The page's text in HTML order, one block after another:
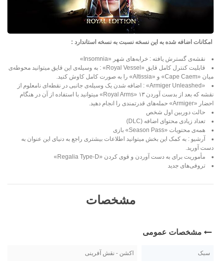
امکانات اضافه شده به این نسخه نسبت به نسخه استاندارد :
نقشه‌ی گسترش یافته : خرابه‌های شهر «Insomnia»
قابلیت کنترل کامل قایق «Royal Vessel» : به وسیله‌ی این قایق میتوانید محوطه‌ی
میان «Cape Caem» و «Altissia» را به صورت کامل کاوش کنید.
«Armiger Unleashed» : اضافه شدن یک وسیله‌ی جانبی در نقطه‌ای نامعلوم از
نقشه که بعد از بدست آوردن ۱۳ «Royal Arms» میتوانید با استفاده از آن در هنگام
احضار «Armiger» حمله‌های قدرتمندی را انجام دهید.
حالت دوربین اول شخص
تعداد زیادی محتوای اضافه (DLC)
همه‌ی محتویات «Season Pass» بازی
آرشیو : به کمک این بخش میتوانید اطلاعات بیشتری راجع به دنیای این عنوان به
دست آورید.
مأموریت برای به دست آوردن و قوی کردن «Regalia Type-D»
تروفی‌های جدید
مشخصات
مشخصات عمومی
سبک اکشن - نقش آفرینی